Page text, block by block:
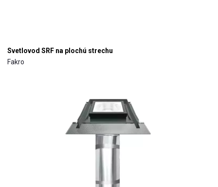
Svetlovod SRF na plochú strechu
Fakro